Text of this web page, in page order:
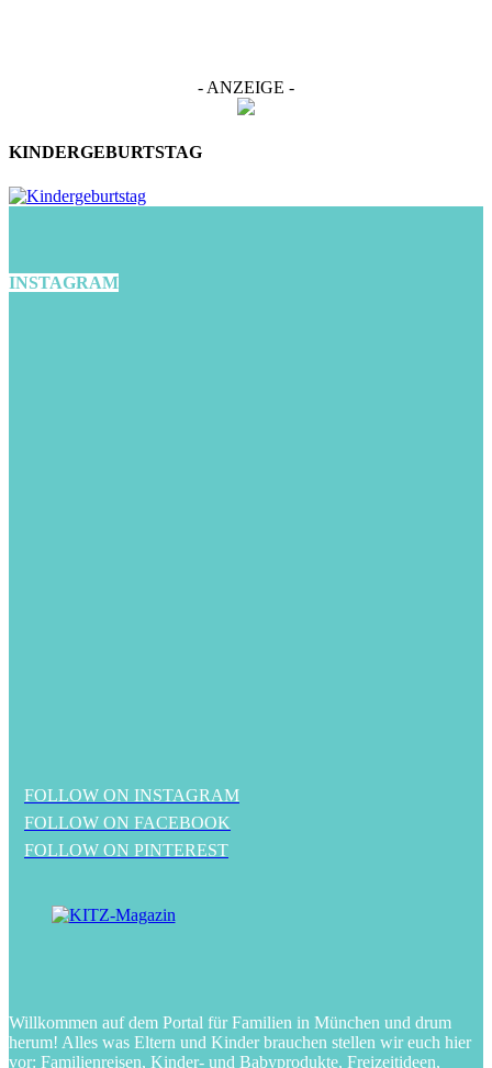
- ANZEIGE -
KINDERGEBURTSTAG
INSTAGRAM
FOLLOW ON INSTAGRAM
FOLLOW ON FACEBOOK
FOLLOW ON PINTEREST
Willkommen auf dem Portal für Familien in München und drum
herum! Alles was Eltern und Kinder brauchen stellen wir euch hier
vor: Familienreisen, Kinder- und Babyprodukte, Freizeitideen,